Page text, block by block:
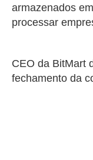
armazenados
processar
CEO da BitMart
fechamento da